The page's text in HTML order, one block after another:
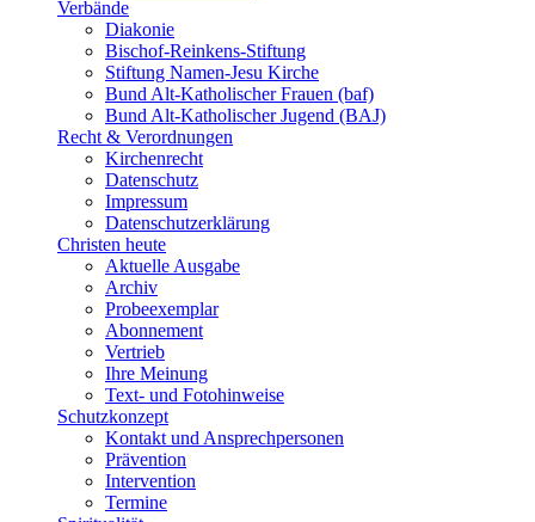
Verbände
Diakonie
Bischof-Reinkens-Stiftung
Stiftung Namen-Jesu Kirche
Bund Alt-Katholischer Frauen (baf)
Bund Alt-Katholischer Jugend (BAJ)
Recht & Verordnungen
Kirchenrecht
Datenschutz
Impressum
Datenschutzerklärung
Christen heute
Aktuelle Ausgabe
Archiv
Probeexemplar
Abonnement
Vertrieb
Ihre Meinung
Text- und Fotohinweise
Schutzkonzept
Kontakt und Ansprechpersonen
Prävention
Intervention
Termine